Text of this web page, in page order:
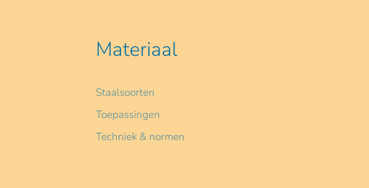
Materiaal
Staalsoorten
Toepassingen
Techniek & normen